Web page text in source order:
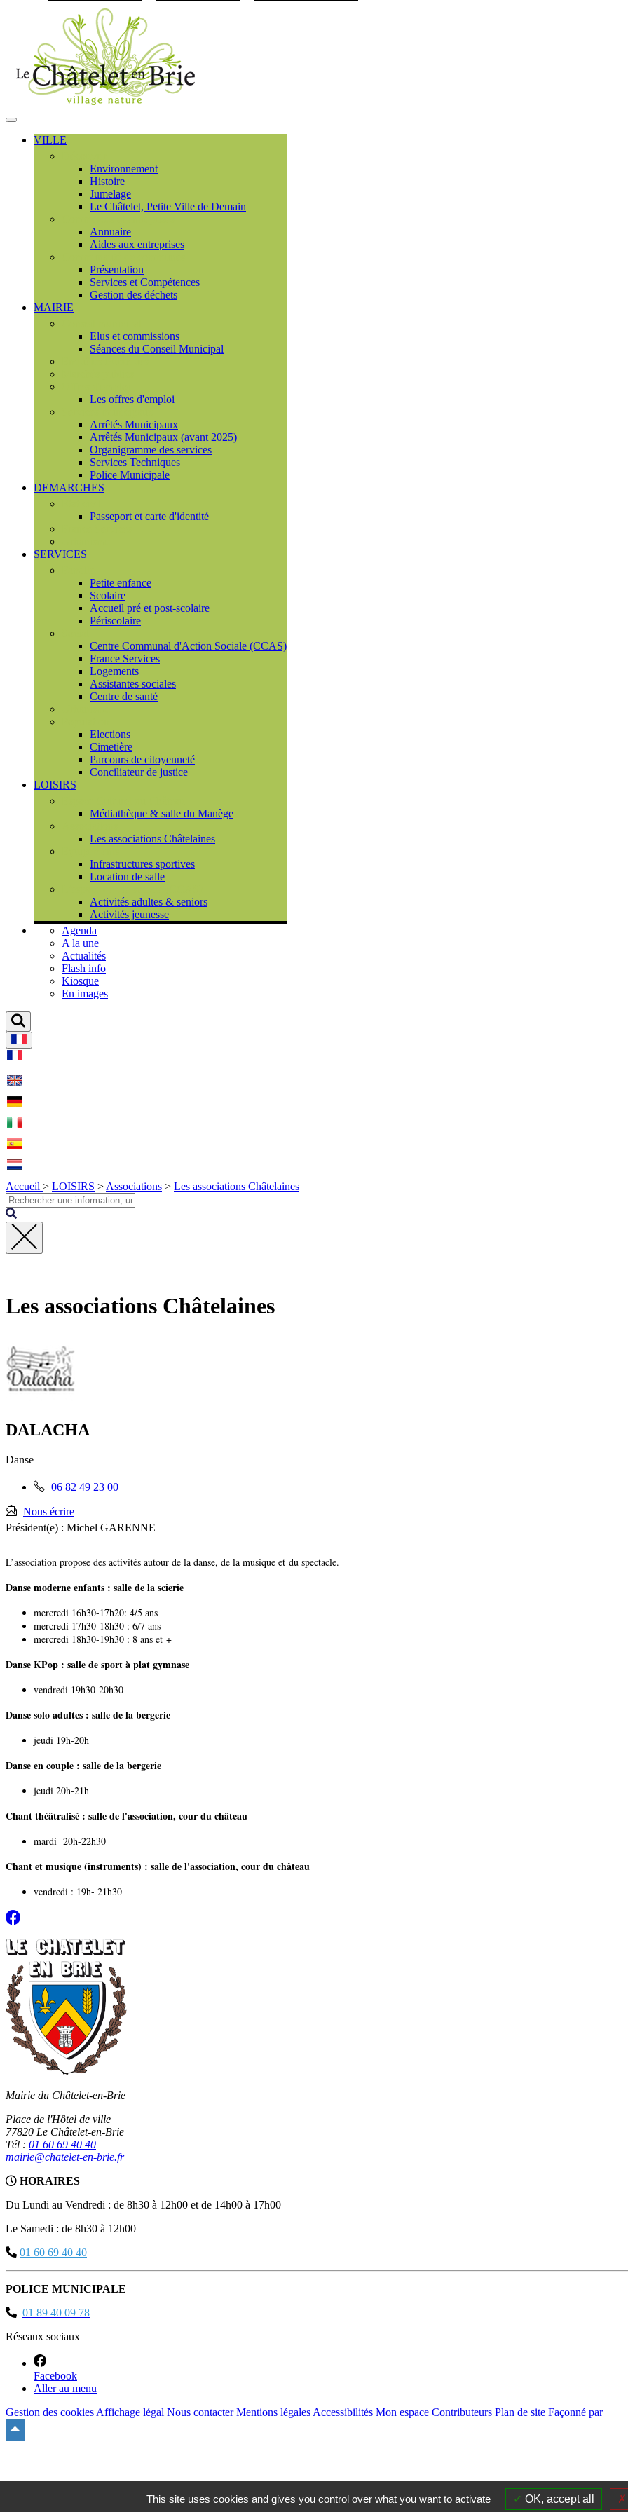
MENU
PRINCIPAL
VILLE
Environnement
Histoire
Jumelage
Le Châtelet, Petite Ville de Demain
Annuaire
Aides aux entreprises
Présentation
Services et Compétences
Gestion des déchets
MAIRIE
Elus et commissions
Séances du Conseil Municipal
Les offres d'emploi
Arrêtés Municipaux
Arrêtés Municipaux (avant 2025)
Organigramme des services
Services Techniques
Police Municipale
DEMARCHES
Passeport et carte d'identité
SERVICES
Petite enfance
Scolaire
Accueil pré et post-scolaire
Périscolaire
Centre Communal d'Action Sociale (CCAS)
France Services
Logements
Assistantes sociales
Centre de santé
Elections
Cimetière
Parcours de citoyenneté
Conciliateur de justice
LOISIRS
Médiathèque & salle du Manège
Les associations Châtelaines
Infrastructures sportives
Location de salle
Activités adultes & seniors
Activités jeunesse
Agenda
A la une
Actualités
Flash info
Kiosque
En images
Accueil > LOISIRS > Associations > Les associations Châtelaines
Fermer
Les associations Châtelaines
DALACHA
Danse
Téléphone
:
06 82 49 23 00
Nous écrire
Président(e) : Michel GARENNE
L’association propose des activités autour de la danse, de la musique et du spectacle.
Danse moderne enfants : salle de la scierie
mercredi 16h30-17h20: 4/5 ans
mercredi 17h30-18h30 : 6/7 ans
mercredi 18h30-19h30 : 8 ans et +
Danse KPop : salle de sport à plat gymnase
vendredi 19h30-20h30
Danse solo adultes : salle de la bergerie
jeudi 19h-20h
Danse en couple : salle de la bergerie
jeudi 20h-21h
Chant théâtralisé : salle de l'association, cour du château
mardi 20h-22h30
Chant et musique (instruments) : salle de l'association, cour du château
vendredi : 19h- 21h30
Mairie du Châtelet-en-Brie
Place de l'Hôtel de ville
77820 Le Châtelet-en-Brie
Tél : 01 60 69 40 40
mairie@chatelet-en-brie.fr
HORAIRES
Du Lundi au Vendredi : de 8h30 à 12h00 et de 14h00 à 17h00
Le Samedi : de 8h30 à 12h00
01 60 69 40 40
POLICE MUNICIPALE
01 89 40 09 78
Réseaux sociaux
Facebook
Aller au menu
Gestion des cookies Affichage légal Nous contacter Mentions légales Accessibilités Mon espace Contributeurs Plan de site Façonné par
This site uses cookies and gives you control over what you want to activate OK, accept all